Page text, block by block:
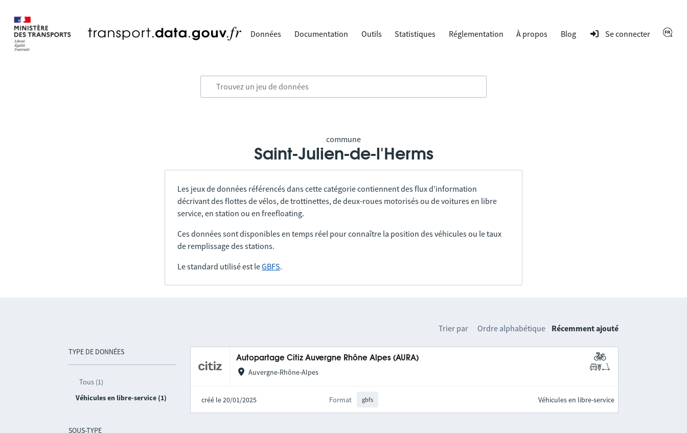
Données Documentation Outils Statistiques Réglementation À propos Blog Se connecter
commune
Saint-Julien-de-l'Herms
Les jeux de données référencés dans cette catégorie contiennent des flux d’information
décrivant des flottes de vélos, de trottinettes, de deux-roues motorisés ou de voitures en libre
service, en station ou en freefloating.
Ces données sont disponibles en temps réel pour connaître la position des véhicules ou le taux
de remplissage des stations.
Le standard utilisé est leGBFS.
TYPE DE DONNÉES
Tous (1)
Véhicules en libre-service (1)
SOUS-TYPE
Trier par Ordre alphabétique Récemment ajouté
Autopartage Citiz Auvergne Rhône Alpes (AURA)
Auvergne-Rhône-Alpes
créé le 20/01/2025 Format gbfs Véhicules en libre-service